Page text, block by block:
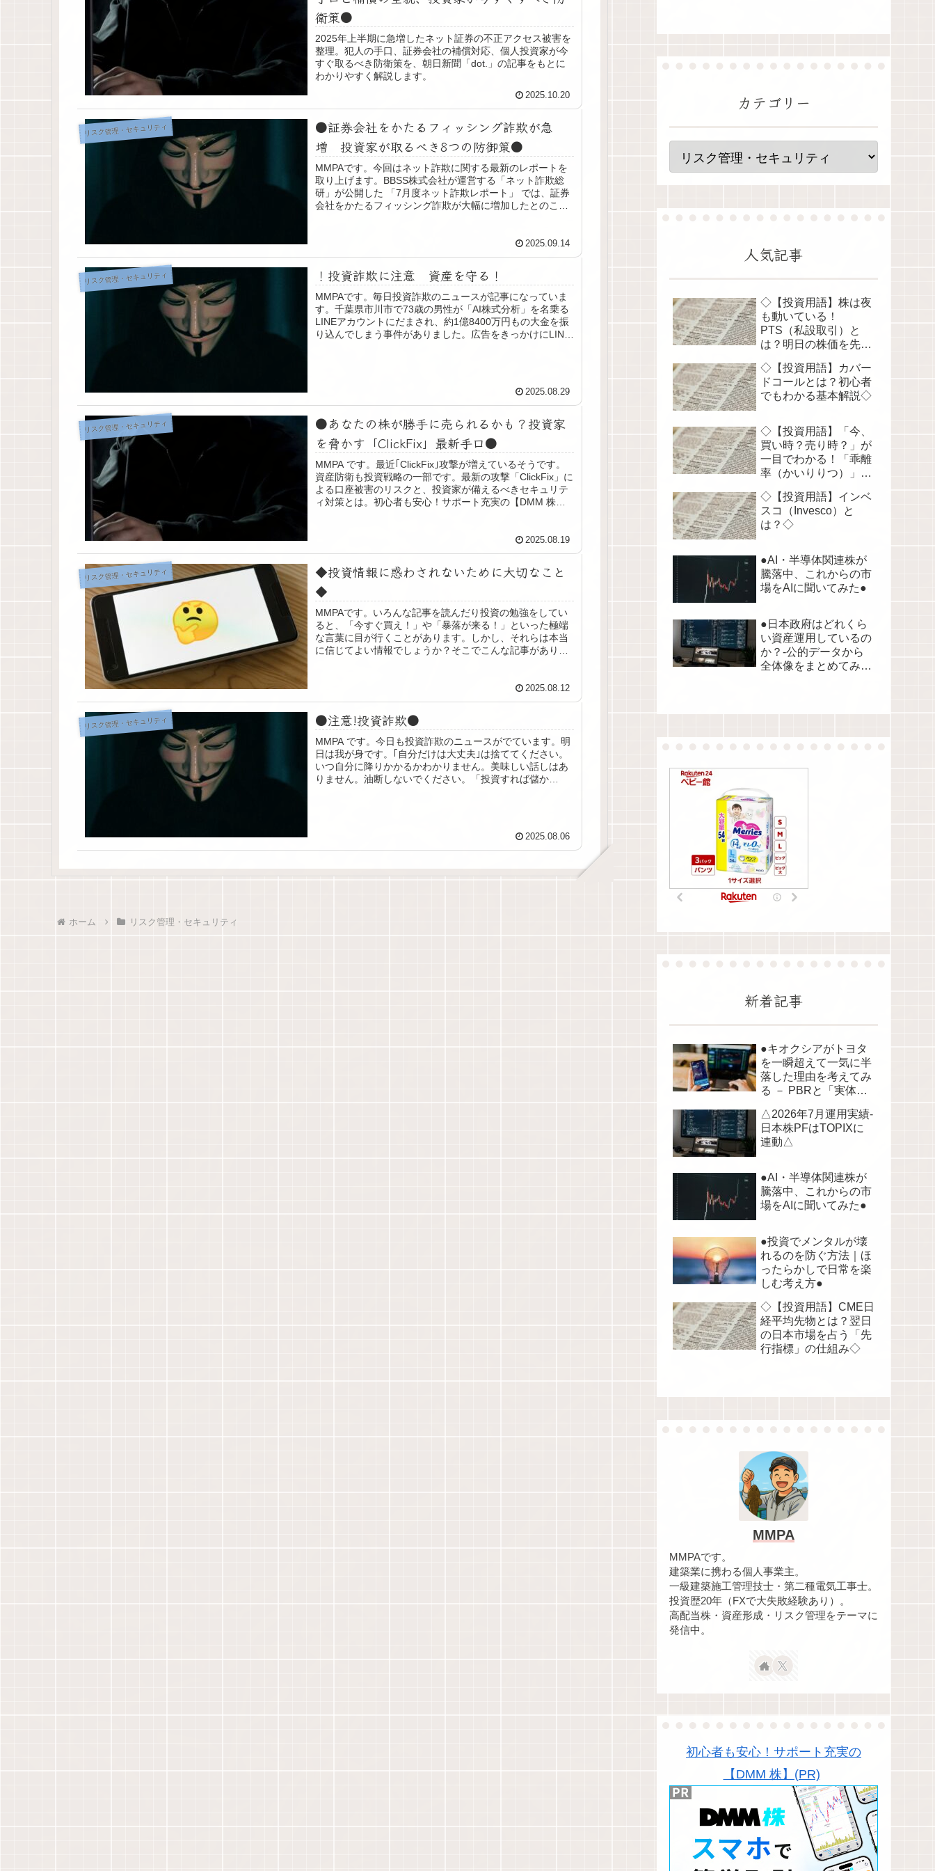
衛策●
2025年上半期に急増したネット証券の不正アクセス被害を
整理。犯人の手口、証券会社の補償対応、個人投資家が今
すぐ取るべき防衛策を、朝日新聞「dot.」の記事をもとに
わかりやすく解説します。
2025.10.20
リスク管理・セキュリティ
●証券会社をかたるフィッシング詐欺が急
増 投資家が取るべき8つの防御策●
MMPAです。今回はネット詐欺に関する最新のレポートを
取り上げます。BBSS株式会社が運営する「ネット詐欺総
研」が公開した 「7月度ネット詐欺レポート」 では、証券
会社をかたるフィッシング詐欺が大幅に増加したとのこ
2025.09.14
リスク管理・セキュリティ ！投資詐欺に注意 資産を守る！
MMPAです。毎日投資詐欺のニュースが記事になっていま
す。千葉県市川市で73歳の男性が「AI株式分析」を名乗る
LINEアカウントにだまされ、約1億8400万円もの大金を振
り込んでしまう事件がありました。広告をきっかけにLINE
2025.08.29
リスク管理・セキュリティ
●あなたの株が勝手に売られるかも？投資家
を脅かす「ClickFix」最新手口●
MMPA です。最近｢ClickFix｣攻撃が増えているそうです。
資産防衛も投資戦略の一部です。最新の攻撃「ClickFix」に
よる口座被害のリスクと、投資家が備えるべきセキュリテ
ィ対策とは。初心者も安心！サポート充実の【DMM 株】
2025.08.19
リスク管理・セキュリティ
◆投資情報に惑わされないために大切なこと
◆
MMPAです。いろんな記事を読んだり投資の勉強をしてい
ると、「今すぐ買え！」や「暴落が来る！」といった極端
な言葉に目が行くことがあります。しかし、それらは本当
に信じてよい情報でしょうか？そこでこんな記事がありま
2025.08.12
リスク管理・セキュリティ ●注意!投資詐欺●
MMPA です。今日も投資詐欺のニュースがでています。明
日は我が身です。｢自分だけは大丈夫｣は捨ててください。
いつ自分に降りかかるかわかりません。美味しい話しはあ
りません。油断しないでください。「投資すれば儲か
2025.08.06
ホーム リスク管理・セキュリティ
カテゴリー
人気記事
◇【投資用語】株は夜
も動いている！
PTS（私設取引）と
は？明日の株価を先読
◇【投資用語】カバー
ドコールとは？初心者
でもわかる基本解説◇
◇【投資用語】「今、
買い時？売り時？」が
一目でわかる！「乖離
率（かいりりつ）」を
◇【投資用語】インベ
スコ（Invesco）と
は？◇
●AI・半導体関連株が
騰落中、これからの市
場をAIに聞いてみた●
●日本政府はどれくら
い資産運用しているの
か？-公的データから
全体像をまとめてみま
新着記事
●キオクシアがトヨタ
を一瞬超えて一気に半
落した理由を考えてみ
る － PBRと「実体資
の構造●
△2026年7月運用実績-
日本株PFはTOPIXに
連動△
●AI・半導体関連株が
騰落中、これからの市
場をAIに聞いてみた●
●投資でメンタルが壊
れるのを防ぐ方法｜ほ
ったらかしで日常を楽
しむ考え方●
◇【投資用語】CME日
経平均先物とは？翌日
の日本市場を占う「先
行指標」の仕組み◇
MMPA
MMPAです。
建築業に携わる個人事業主。
一級建築施工管理技士・第二種電気工事士。
投資歴20年（FXで大失敗経験あり）。
高配当株・資産形成・リスク管理をテーマに
発信中。
初心者も安心！サポート充実の
【DMM 株】(PR)